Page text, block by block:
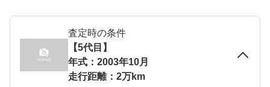
査定時の条件
【5代目】
年式：2003年10月
走行距離：2万km